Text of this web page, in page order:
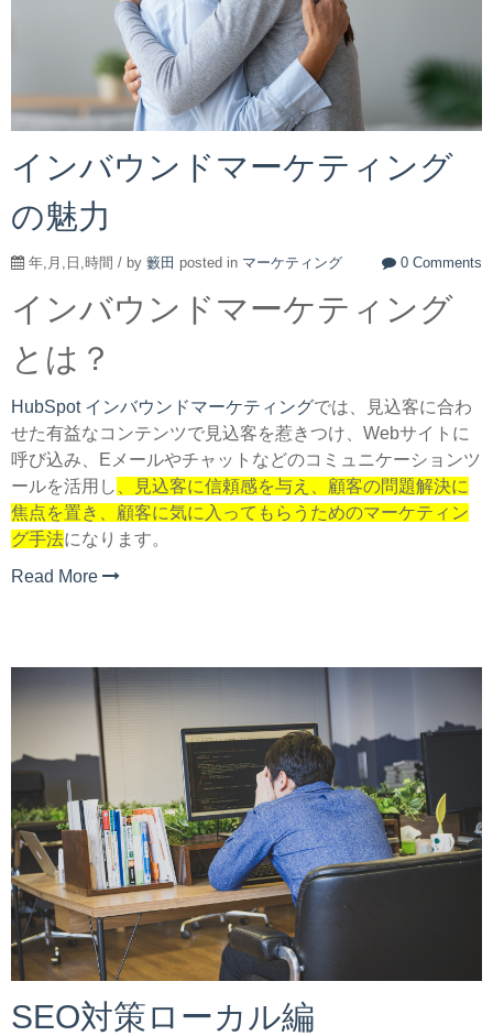
インバウンドマーケティング
の魅力
年,月,日,時間 / by 籔田 posted in マーケティング 0 Comments
インバウンドマーケティング
とは？
HubSpot インバウンドマーケティングでは、見込客に合わ
せた有益なコンテンツで見込客を惹きつけ、Webサイトに
呼び込み、Eメールやチャットなどのコミュニケーションツ
ールを活用し
、見込客に信頼感を与え、顧客の問題解決に
焦点を置き、顧客に気に入ってもらうためのマーケティン
グ手法になります。
Read More
SEO対策ローカル編